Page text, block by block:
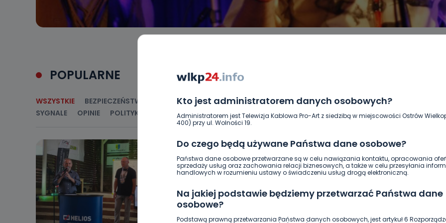
Kto jest administratorem danych osobowych?
Administratorem jest Telewizja Kablowa Pro-Art z siedzibą w miejscowości Ostrów
400) przy ul. Wolności 19.
Do czego będą używane Państwa dane osobowe?
Państwa dane osobowe przetwarzane są w celu nawiązania kontaktu, opracowania
sprzedaży usług oraz zachowania relacji biznesowych, a także w celu przesyłania
handlowych w rozumieniu ustawy o świadczeniu usług drogą elektroniczną.
Na jakiej podstawie będziemy przetwarzać Państwa dane
osobowe?
Podstawą prawną przetwarzania Państwa danych osobowych, jest artykuł 6
POPULARNE
WSZYSTKIE BEZPIECZEŃSTWO CIEKAWOSTKI EDUKACJA GOSPODARKA I FINANSE HISTORIA
SYGNALE
OPINIE POLITYKA RELIGIA SAMORZĄD ŚRODOWISKO WASZE INFO WSZYSTKICH ŚWIĘTYCH